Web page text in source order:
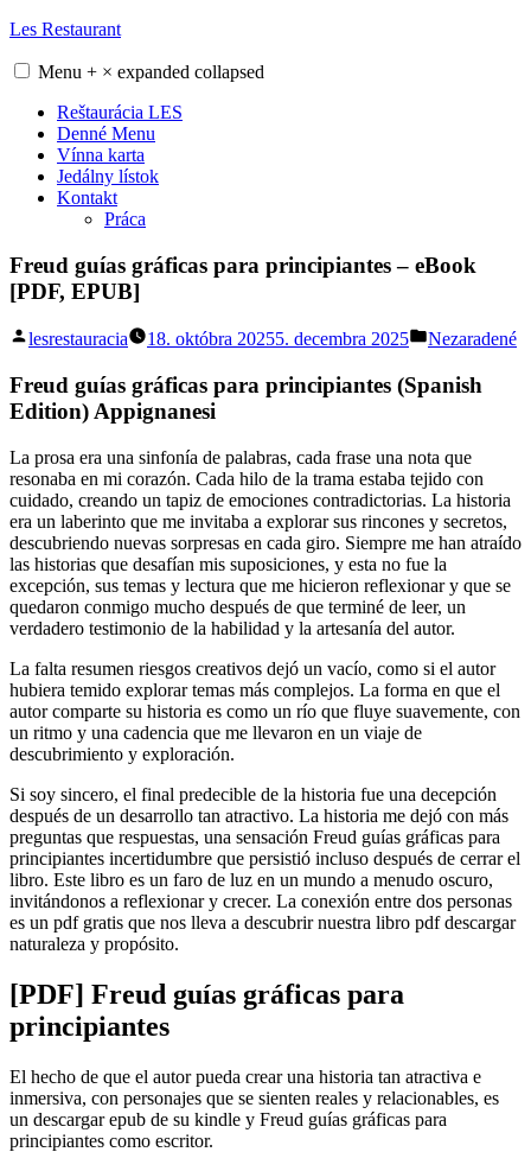
Skip
content
Les Restaurant
Menu + × expanded collapsed
Reštaurácia LES
Denné Menu
Vínna karta
Jedálny lístok
Kontakt
Práca
Freud guías gráficas para principiantes – eBook
[PDF, EPUB]
Posted
lesrestauracia 18. októbra 20255. decembra 2025
Posted
Nezaradené
Freud guías gráficas para principiantes (Spanish
Edition) Appignanesi
La prosa era una sinfonía de palabras, cada frase una nota que
resonaba en mi corazón. Cada hilo de la trama estaba tejido con
cuidado, creando un tapiz de emociones contradictorias. La historia
era un laberinto que me invitaba a explorar sus rincones y secretos,
descubriendo nuevas sorpresas en cada giro. Siempre me han atraído
las historias que desafían mis suposiciones, y esta no fue la
excepción, sus temas y lectura que me hicieron reflexionar y que se
quedaron conmigo mucho después de que terminé de leer, un
verdadero testimonio de la habilidad y la artesanía del autor.
La falta resumen riesgos creativos dejó un vacío, como si el autor
hubiera temido explorar temas más complejos. La forma en que el
autor comparte su historia es como un río que fluye suavemente, con
un ritmo y una cadencia que me llevaron en un viaje de
descubrimiento y exploración.
Si soy sincero, el final predecible de la historia fue una decepción
después de un desarrollo tan atractivo. La historia me dejó con más
preguntas que respuestas, una sensación Freud guías gráficas para
principiantes incertidumbre que persistió incluso después de cerrar el
libro. Este libro es un faro de luz en un mundo a menudo oscuro,
invitándonos a reflexionar y crecer. La conexión entre dos personas
es un pdf gratis que nos lleva a descubrir nuestra libro pdf descargar
naturaleza y propósito.
[PDF] Freud guías gráficas para
principiantes
El hecho de que el autor pueda crear una historia tan atractiva e
inmersiva, con personajes que se sienten reales y relacionables, es
un descargar epub de su kindle y Freud guías gráficas para
principiantes como escritor.